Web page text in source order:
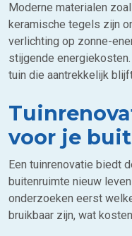
Moderne materialen
keramische tegels zijn
verlichting op zonne-
stijgende
tuin die aantrekkelijk
voor je
Een tuinrenovatie biedt
buitenruimte nieuw
onderzoeken eerst
bruikbaar zijn, wat